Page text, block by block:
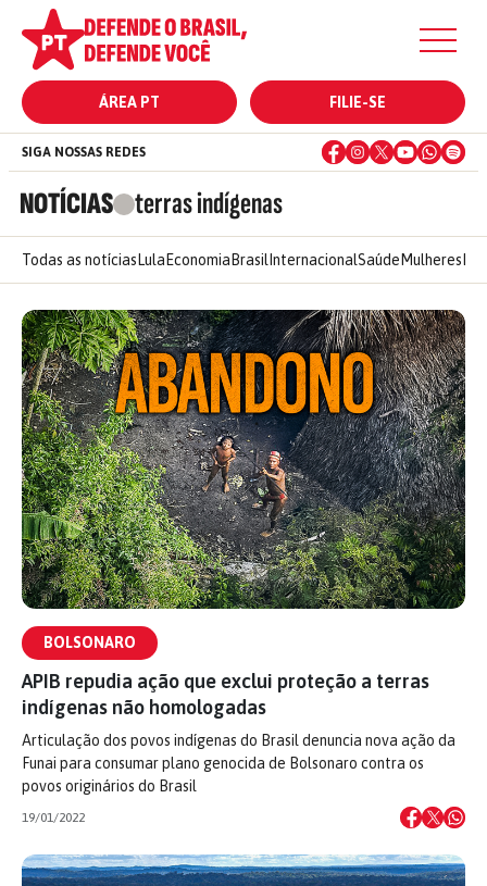
ÁREA PT FILIE-SE
NOTÍCIAS terras indígenas
SIGA NOSSAS REDES
Todas as notícias Lula Economia Brasil InternacionalSaúde Mulheres
BOLSONARO
APIB repudia ação que exclui proteção a terras
indígenas não homologadas
Articulação dos povos indígenas do Brasil denuncia nova ação da
Funai para consumar plano genocida de Bolsonaro contra os
povos originários do Brasil
19/01/2022